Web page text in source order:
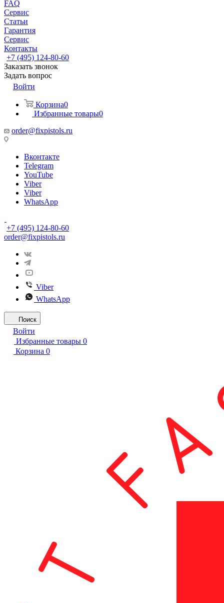
FAQ
Сервис
Статьи
Гарантия
Сервис
Контакты
+7 (495) 124-80-60
Заказать звонок
Задать вопрос
Войти
Корзина0
Избранные товары0
order@fixpistols.ru
Вконтакте
Telegram
YouTube
Viber
Viber
WhatsApp
+7 (495) 124-80-60
order@fixpistols.ru
Viber
WhatsApp
Поиск
Войти
Избранные товары 0
Корзина 0